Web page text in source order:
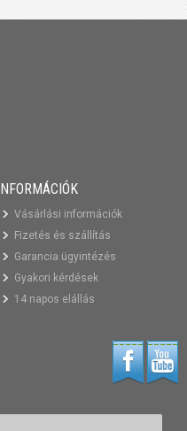
INFORMÁCIÓK
Vásárlási információk
Fizetés és szállítás
Garancia ügyintézés
Gyakori kérdések
14 napos elállás